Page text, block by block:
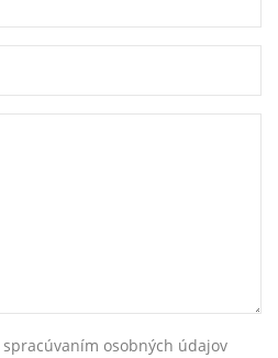
spracúvaním osobných údajov